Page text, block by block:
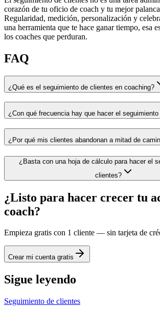
corazón de tu oficio de coach y tu mejor
Regularidad, medición, personalización y
una herramienta que te hace ganar tiempo, esa
los coaches que perduran.
FAQ
¿Qué es el seguimiento de clientes en coaching?
¿Con qué frecuencia hay que hacer el
¿Por qué mis clientes abandonan a mitad de
¿Basta con una hoja de cálculo para hacer el
clientes?
¿Listo para hacer crecer tu
coach?
Empieza gratis con 1 cliente — sin tarjeta de
Crear mi cuenta gratis
Sigue leyendo
Seguimiento de clientes